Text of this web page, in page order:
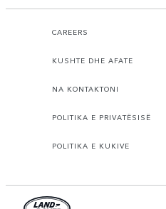
CAREERS
KUSHTE DHE AFATE
NA KONTAKTONI
POLITIKA E PRIVATËSISË
POLITIKA E KUKIVE